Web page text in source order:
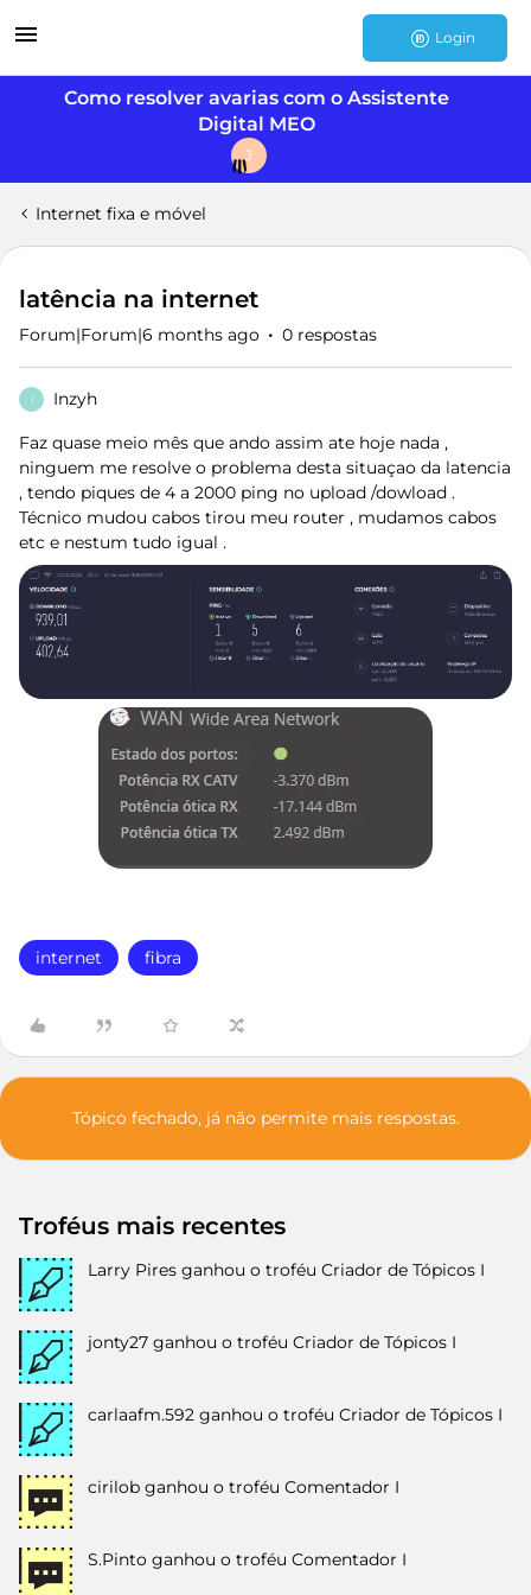
Login
Como resolver avarias com o Assistente
Digital MEO
J
Internet fixa e móvel
latência na internet
Forum|Forum|6 months ago 0 respostas
I Inzyh
Faz quase meio mês que ando assim ate hoje nada ,
ninguem me resolve o problema desta situaçao da latencia
, tendo piques de 4 a 2000 ping no upload /dowload .
Técnico mudou cabos tirou meu router , mudamos cabos
etc e nestum tudo igual .
internet fibra
Tópico fechado, já não permite mais respostas.
Troféus mais recentes
Larry Pires ganhou o troféu Criador de Tópicos I
jonty27 ganhou o troféu Criador de Tópicos I
carlaafm.592 ganhou o troféu Criador de Tópicos I
cirilob ganhou o troféu Comentador I
S.Pinto ganhou o troféu Comentador I